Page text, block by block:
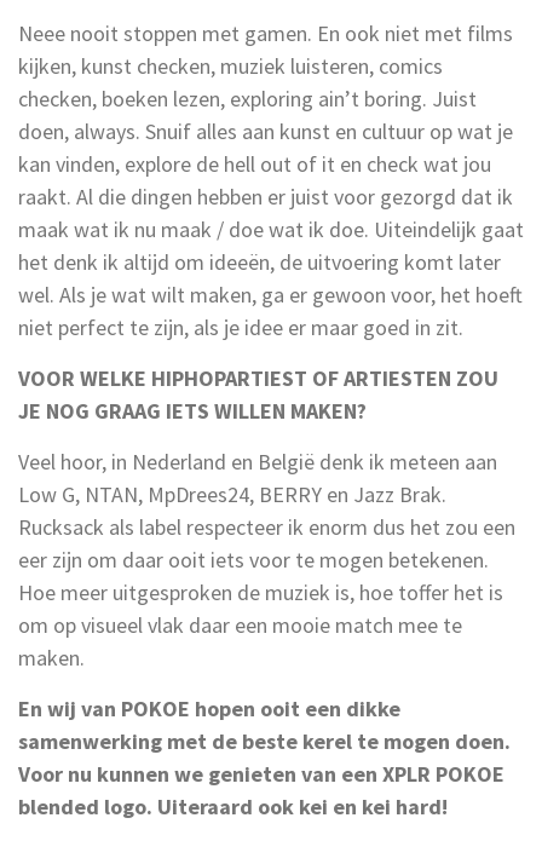
Neee nooit stoppen met gamen. En ook niet met films
kijken, kunst checken, muziek luisteren, comics
checken, boeken lezen, exploring ain’t boring. Juist
doen, always. Snuif alles aan kunst en cultuur op wat je
kan vinden, explore de hell out of it en check wat jou
raakt. Al die dingen hebben er juist voor gezorgd dat ik
maak wat ik nu maak / doe wat ik doe. Uiteindelijk gaat
het denk ik altijd om ideeën, de uitvoering komt later
wel. Als je wat wilt maken, ga er gewoon voor, het hoeft
niet perfect te zijn, als je idee er maar goed in zit.
VOOR WELKE HIPHOPARTIEST OF ARTIESTEN ZOU
JE NOG GRAAG IETS WILLEN MAKEN?
Veel hoor, in Nederland en België denk ik meteen aan
Low G, NTAN, MpDrees24, BERRY en Jazz Brak.
Rucksack als label respecteer ik enorm dus het zou een
eer zijn om daar ooit iets voor te mogen betekenen.
Hoe meer uitgesproken de muziek is, hoe toffer het is
om op visueel vlak daar een mooie match mee te
maken.
En wij van POKOE hopen ooit een dikke
samenwerking met de beste kerel te mogen doen.
Voor nu kunnen we genieten van een XPLR POKOE
blended logo. Uiteraard ook kei en kei hard!